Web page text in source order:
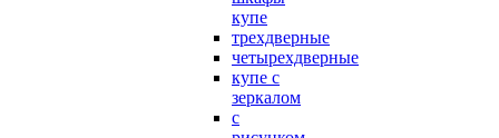
купе
трехдверные
четырехдверные
купе с
зеркалом
с